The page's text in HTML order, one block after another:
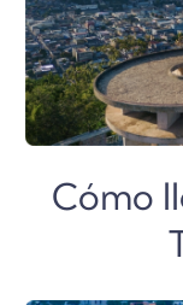
Cómo